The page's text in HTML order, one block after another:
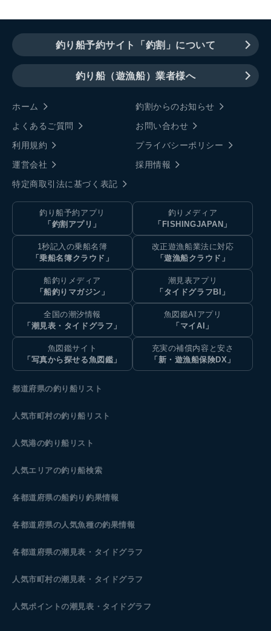
釣り船予約サイト「釣割」について
釣り船（遊漁船）業者様へ
ホーム
釣割からのお知らせ
よくあるご質問
お問い合わせ
利用規約
プライバシーポリシー
運営会社
採用情報
特定商取引法に基づく表記
釣り船予約アプリ
「釣割アプリ」
釣りメディア
「FISHINGJAPAN」
1秒記入の乗船名簿
「乗船名簿クラウド」
改正遊漁船業法に対応
「遊漁船クラウド」
船釣りメディア
「船釣りマガジン」
潮見表アプリ
「タイドグラフBI」
全国の潮汐情報
「潮見表・タイドグラフ」
魚図鑑AIアプリ
「マイAI」
魚図鑑サイト
「写真から探せる魚図鑑」
充実の補償内容と安さ
「新・遊漁船保険DX」
都道府県の釣り船リスト
人気市町村の釣り船リスト
人気港の釣り船リスト
人気エリアの釣り船検索
各都道府県の船釣り釣果情報
各都道府県の人気魚種の釣果情報
各都道府県の潮見表 ・タイドグラフ
人気市町村の潮見表・タイドグラフ
人気ポイントの潮見表・タイドグラフ